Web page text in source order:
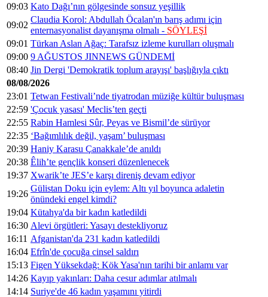
09:03 Kato Dağı’nın gölgesinde sonsuz yeşillik
09:02
Claudia Korol: Abdullah Öcalan'ın barış adımı için
enternasyonalist dayanışma olmalı - SÖYLEŞİ
09:01 Türkan Aslan Ağaç: Tarafsız izleme kurulları oluşmalı
09:00 9 AĞUSTOS JINNEWS GÜNDEMİ
08:40 Jin Dergi 'Demokratik toplum arayışı' başlığıyla çıktı
08/08/2026
23:01 Tetwan Festivali’nde tiyatrodan müziğe kültür buluşması
22:59 'Çocuk yasası' Meclis’ten geçti
22:55 Rabin Hamlesi Sûr, Peyas ve Bismil’de sürüyor
22:35 ‘Bağımlılık değil, yaşam’ buluşması
20:39 Haniy Karasu Çanakkale’de anıldı
20:38 Êlih’te gençlik konseri düzenlenecek
19:37 Xwarik’te JES’e karşı direniş devam ediyor
19:26
Gülistan Doku için eylem: Altı yıl boyunca adaletin
önündeki engel kimdi?
19:04 Kütahya'da bir kadın katledildi
16:30 Alevi örgütleri: Yasayı destekliyoruz
16:11 Afganistan'da 231 kadın katledildi
16:04 Efrîn'de çocuğa cinsel saldırı
15:13 Figen Yüksekdağ: Kök Yasa'nın tarihi bir anlamı var
14:26 Kayıp yakınları: Daha cesur adımlar atılmalı
14:14 Suriye'de 46 kadın yaşamını yitirdi